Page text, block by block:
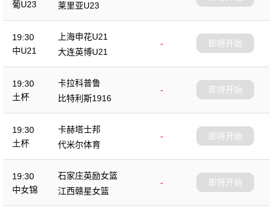
葡U23
莱里亚U23
19:30
中U21
上海申花U21
-
大连英博U21
即将开始
19:30
土杯
卡拉科普鲁
-
比特利斯1916
即将开始
19:30
土杯
卡赫塔士邦
-
代米尔体育
即将开始
19:30
中女锦
石家庄英励女篮
-
江西赣星女篮
即将开始